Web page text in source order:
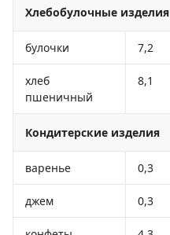
Хлебобулочные изделия
булочки 7,2
хлеб
пшеничный
8,1
Кондитерские изделия
варенье 0,3
джем 0,3